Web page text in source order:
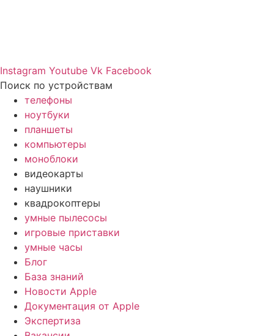
Instagram Youtube Vk Facebook
Поиск по устройствам
телефоны
ноутбуки
планшеты
компьютеры
моноблоки
видеокарты
наушники
квадрокоптеры
умные пылесосы
игровые приставки
умные часы
Блог
База знаний
Новости Apple
Документация от Apple
Экспертиза